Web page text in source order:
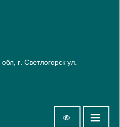
г. Светлогорск ул.